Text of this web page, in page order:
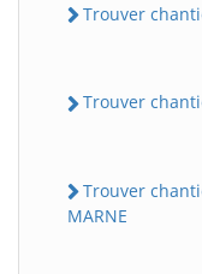
Trouver
Trouver
Trouver
MARNE